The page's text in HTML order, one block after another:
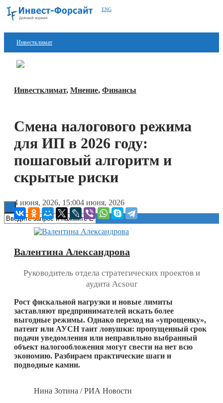
ENG
Инвестклимат
Финансы
Стартапы
Технологии
ESG
Книги
Инвестклимат, Мнение, Финансы
Смена налогового режима
для ИП в 2026 году:
пошаговый алгоритм и
скрытые риски
4 июня, 2026, 15:004 июня, 2026
Валентина Александрова
Руководитель отдела стратегических проектов и
аудита Acsour
Рост фискальной нагрузки и новые лимиты
заставляют предпринимателей искать более
выгодные режимы. Однако переход на «упрощенку»,
патент или АУСН таит ловушки: пропущенный срок
подачи уведомления или неправильно выбранный
объект налогообложения могут свести на нет всю
экономию. Разбираем практические шаги и
подводные камни.
Нина Зотина / РИА Новости